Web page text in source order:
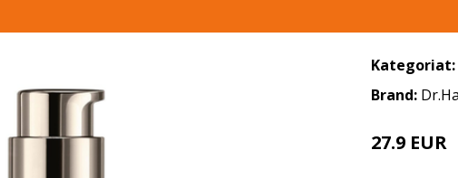
Kategoriat:
Brand:
27.9 EUR